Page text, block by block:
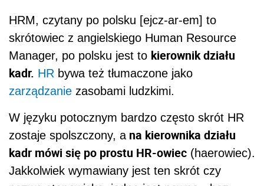
HRM, czytany po polsku [ejcz-ar-em] to
skrótowiec z angielskiego Human Resource
Manager, po polsku jest to kierownik działu
kadr. HR bywa też tłumaczone jako
zarządzanie zasobami ludzkimi.
W języku potocznym bardzo często skrót HR
zostaje spolszczony, ana kierownika działu
kadr mówi się po prostu HR-owiec (haerowiec).
Jakkolwiek wymawiany jest ten skrót czy